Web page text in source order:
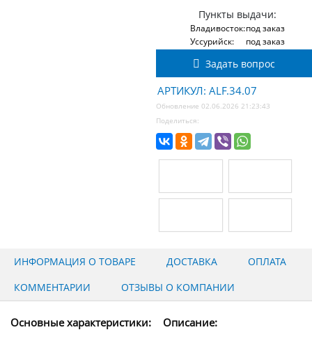
Пункты выдачи:
Владивосток:под заказ
Уссурийск:
под заказ
Задать вопрос
АРТИКУЛ: ALF.34.07
Обновление 02.06.2026 21:23:43
Поделиться:
ИНФОРМАЦИЯ О ТОВАРЕ ДОСТАВКА
ОПЛАТА
КОММЕНТАРИИ
ОТЗЫВЫ О КОМПАНИИ
Основные характеристики: Описание: